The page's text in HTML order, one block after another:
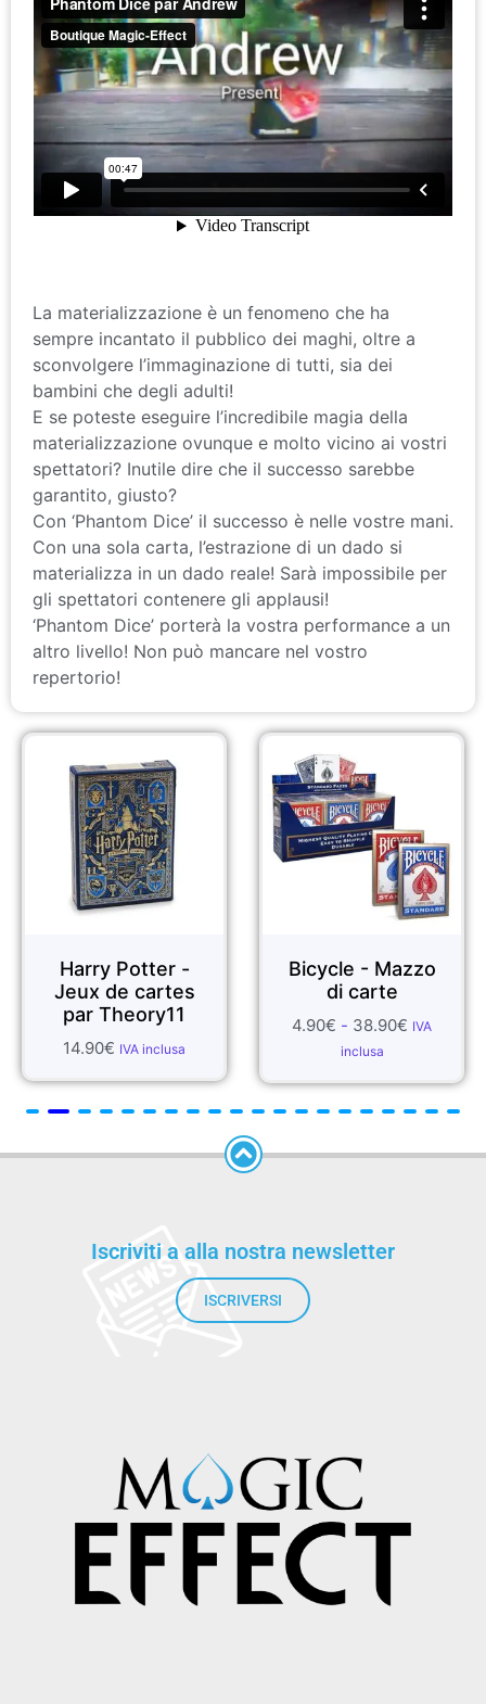
La materializzazione è un fenomeno che ha
sempre incantato il pubblico dei maghi, oltre a
sconvolgere l’immaginazione di tutti, sia dei
bambini che degli adulti!
E se poteste eseguire l’incredibile magia della
materializzazione ovunque e molto vicino ai vostri
spettatori? Inutile dire che il successo sarebbe
garantito, giusto?
Con ‘Phantom Dice’ il successo è nelle vostre mani.
Con una sola carta, l’estrazione di un dado si
materializza in un dado reale! Sarà impossibile per
gli spettatori contenere gli applausi!
‘Phantom Dice’ porterà la vostra performance a un
altro livello! Non può mancare nel vostro
repertorio!
Harry Potter -
Jeux de cartes
par Theory11
€ IVA inclusa
Bicycle - Mazzo
di carte
€ - 38.90€ IVA
inclusa
Iscriviti a alla nostra newsletter
ISCRIVERSI